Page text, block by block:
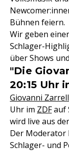
Bühnen feiern.
Wir geben
Schlager-
über Shows
"Die
20:15 Uhr
Giovanni
Uhr im ZDFauf
wird live aus
Der Moderator
Schlager- und